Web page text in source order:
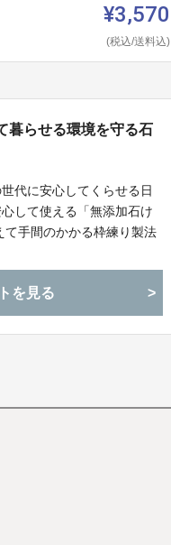
¥3,570
(税込/送料込)
暮らせる環境を守る石
代に安心してくらせる日
して使える「無添加石け
て手間のかかる枠練り製法
を見る